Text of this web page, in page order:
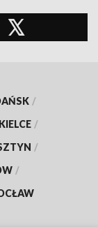
/
KIELCE /
/
/